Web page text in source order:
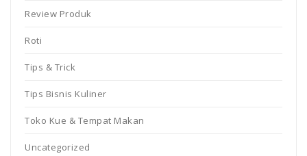
Review Produk
Roti
Tips & Trick
Tips Bisnis Kuliner
Toko Kue & Tempat Makan
Uncategorized